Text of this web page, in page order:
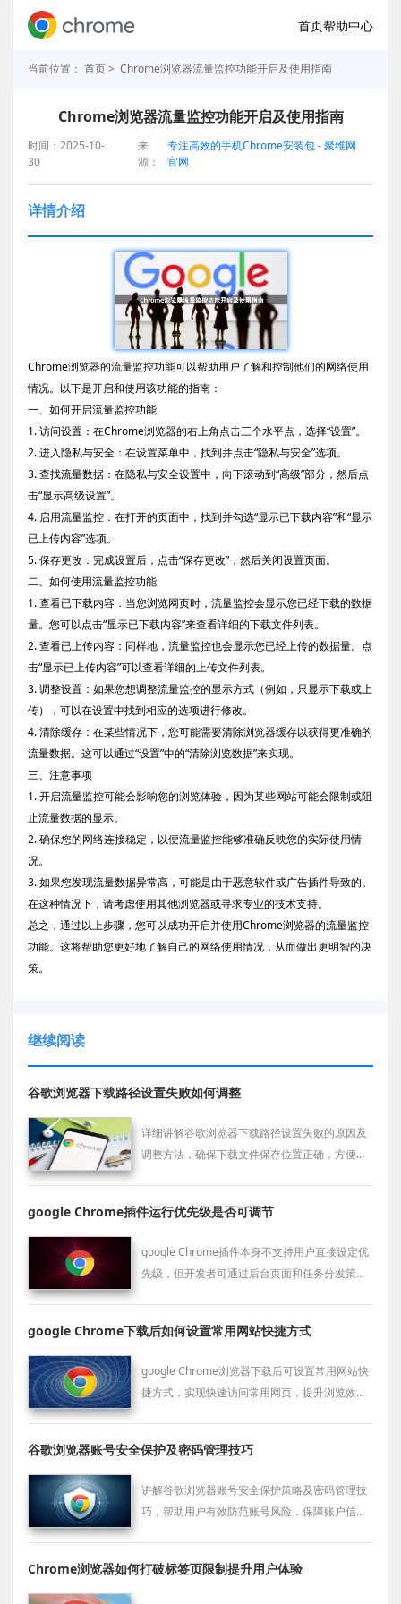
首页帮助中心
当前位置： 首页> Chrome浏览器流量监控功能开启及使用指南
Chrome浏览器流量监控功能开启及使用指南
时间：2025-10-
30
来
源：
专注高效的手机Chrome安装包 - 聚维网
官网
详情介绍
Chrome浏览器的流量监控功能可以帮助用户了解和控制他们的网络使用
情况。以下是开启和使用该功能的指南：
一、如何开启流量监控功能
1. 访问设置：在Chrome浏览器的右上角点击三个水平点，选择“设置”。
2. 进入隐私与安全：在设置菜单中，找到并点击“隐私与安全”选项。
3. 查找流量数据：在隐私与安全设置中，向下滚动到“高级”部分，然后点
击“显示高级设置”。
4. 启用流量监控：在打开的页面中，找到并勾选“显示已下载内容”和“显示
已上传内容”选项。
5. 保存更改：完成设置后，点击“保存更改”，然后关闭设置页面。
二、如何使用流量监控功能
1. 查看已下载内容：当您浏览网页时，流量监控会显示您已经下载的数据
量。您可以点击“显示已下载内容”来查看详细的下载文件列表。
2. 查看已上传内容：同样地，流量监控也会显示您已经上传的数据量。点
击“显示已上传内容”可以查看详细的上传文件列表。
3. 调整设置：如果您想调整流量监控的显示方式（例如，只显示下载或上
传），可以在设置中找到相应的选项进行修改。
4. 清除缓存：在某些情况下，您可能需要清除浏览器缓存以获得更准确的
流量数据。这可以通过“设置”中的“清除浏览数据”来实现。
三、注意事项
1. 开启流量监控可能会影响您的浏览体验，因为某些网站可能会限制或阻
止流量数据的显示。
2. 确保您的网络连接稳定，以便流量监控能够准确反映您的实际使用情
况。
3. 如果您发现流量数据异常高，可能是由于恶意软件或广告插件导致的。
在这种情况下，请考虑使用其他浏览器或寻求专业的技术支持。
总之，通过以上步骤，您可以成功开启并使用Chrome浏览器的流量监控
功能。这将帮助您更好地了解自己的网络使用情况，从而做出更明智的决
策。
继续阅读
谷歌浏览器下载路径设置失败如何调整
详细讲解谷歌浏览器下载路径设置失败的原因及
调整方法，确保下载文件保存位置正确，方便用
google Chrome插件运行优先级是否可调节
google Chrome插件本身不支持用户直接设定优
先级，但开发者可通过后台页面和任务分发策略
google Chrome下载后如何设置常用网站快捷方式
google Chrome浏览器下载后可设置常用网站快
捷方式，实现快速访问常用网页，提升浏览效
谷歌浏览器账号安全保护及密码管理技巧
讲解谷歌浏览器账号安全保护策略及密码管理技
巧，帮助用户有效防范账号风险，保障账户信息
Chrome浏览器如何打破标签页限制提升用户体验